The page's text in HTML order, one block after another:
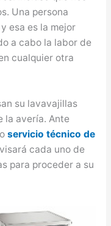
Una persona
esa es la mejor
a cabo la labor de
cualquier otra
su lavavajillas
la avería. Ante
servicio técnico de
cada uno de
para proceder a su